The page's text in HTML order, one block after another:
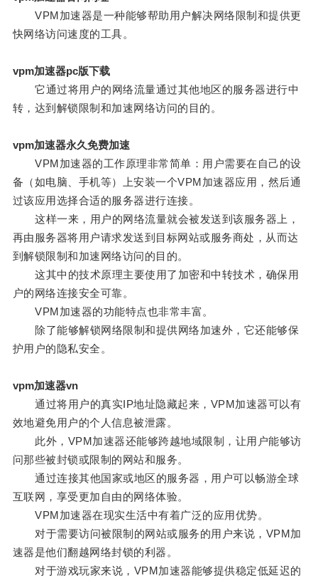
VPM加速器是一种能够帮助用户解决网络限制和提供更
快网络访问速度的工具。
vpm加速器pc版下载
它通过将用户的网络流量通过其他地区的服务器进行中
转，达到解锁限制和加速网络访问的目的。
vpm加速器永久免费加速
VPM加速器的工作原理非常简单：用户需要在自己的设
备（如电脑、手机等）上安装一个VPM加速器应用，然后通
过该应用选择合适的服务器进行连接。
这样一来，用户的网络流量就会被发送到该服务器上，
再由服务器将用户请求发送到目标网站或服务商处，从而达
到解锁限制和加速网络访问的目的。
这其中的技术原理主要使用了加密和中转技术，确保用
户的网络连接安全可靠。
VPM加速器的功能特点也非常丰富。
除了能够解锁网络限制和提供网络加速外，它还能够保
护用户的隐私安全。
vpm加速器vn
通过将用户的真实IP地址隐藏起来，VPM加速器可以有
效地避免用户的个人信息被泄露。
此外，VPM加速器还能够跨越地域限制，让用户能够访
问那些被封锁或限制的网站和服务。
通过连接其他国家或地区的服务器，用户可以畅游全球
互联网，享受更加自由的网络体验。
VPM加速器在现实生活中有着广泛的应用优势。
对于需要访问被限制的网站或服务的用户来说，VPM加
速器是他们翻越网络封锁的利器。
对于游戏玩家来说，VPM加速器能够提供稳定低延迟的